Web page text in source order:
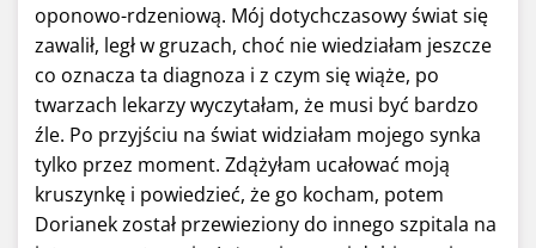
oponowo-rdzeniową. Mój dotychczasowy świat się
zawalił, legł w gruzach, choć nie wiedziałam jeszcze
co oznacza ta diagnoza i z czym się wiąże, po
twarzach lekarzy wyczytałam, że musi być bardzo
źle. Po przyjściu na świat widziałam mojego synka
tylko przez moment. Zdążyłam ucałować moją
kruszynkę i powiedzieć, że go kocham, potem
Dorianek został przewieziony do innego szpitala na